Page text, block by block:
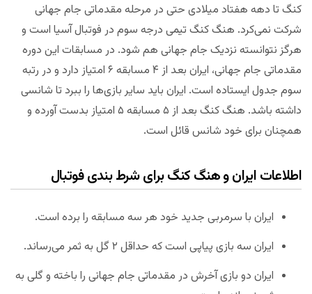
کنگ تا دهه هفتاد میلادی حتی در مرحله مقدماتی جام جهانی
شرکت نمی‌کرد. هنگ کنگ تیمی درجه سوم در فوتبال آسیا است و
هرگز نتوانسته نزدیک جام جهانی هم شود. در مسابقات این دوره
مقدماتی جام جهانی، ایران بعد از ۴ مسابقه ۶ امتیاز دارد و در رتبه
سوم جدول ایستاده است. ایران باید سایر بازی‌ها را ببرد تا شانسی
داشته باشد. هنگ کنگ بعد از ۵ مسابقه ۵ امتیاز بدست آورده و
همچنان برای خود شانس قائل است.
اطلاعات ایران و هنگ کنگ برای شرط بندی فوتبال
ایران با سرمربی جدید خود هر سه مسابقه را برده است.
ایران سه بازی پیاپی است که حداقل ۲ گل به ثمر می‌رساند.
ایران دو بازی آخرش در مقدماتی جام جهانی را باخته و گلی به